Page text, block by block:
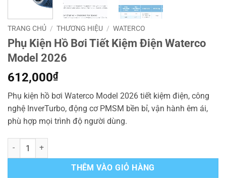
TRANG CHỦ / THƯƠNG HIỆU / WATERCO
Phụ Kiện Hồ Bơi Tiết Kiệm Điện Waterco
Model 2026
612,000₫
Phụ kiện hồ bơi Waterco Model 2026 tiết kiệm điện, công
nghệ InverTurbo, động cơ PMSM bền bỉ, vận hành êm ái,
phù hợp mọi trình độ người dùng.
Phụ Kiện Hồ Bơi Tiết Kiệm Điện Waterco Model 2026 số lượng
THÊM VÀO GIỎ HÀNG